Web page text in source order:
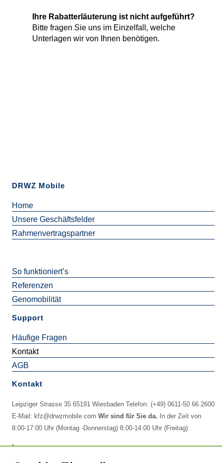
Ihre Rabatterläuterung ist nicht aufgeführt?
Bitte fragen Sie uns im Einzelfall, welche
Unterlagen wir von Ihnen benötigen.
DRWZ Mobile
Home
Unsere Geschäftsfelder
Rahmenvertragspartner
So funktioniert’s
Referenzen
Genomobilität
Support
Häufige Fragen
Kontakt
AGB
Kontakt
Leipziger Strasse 35 65191 Wiesbaden Telefon: (+49) 0611-50 66 2600
E-Mail: kfz@drwzmobile.com Wir sind für Sie da.
In der Zeit von
8:00-17:00 Uhr (Montag -Donnerstag) 8:00-14:00 Uhr (Freitag)
Impressum